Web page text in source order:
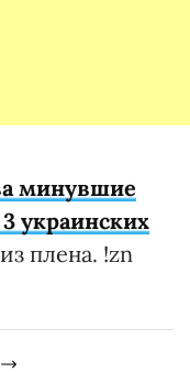
минувшие
украинских
плена. !zn